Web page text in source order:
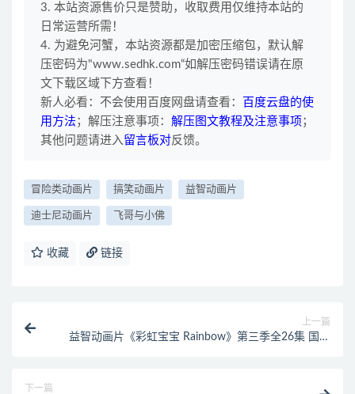
3. 本站资源售价只是赞助，收取费用仅维持本站的
日常运营所需！
4. 为避免河蟹，本站资源都是加密压缩包，默认解
压密码为"www.sedhk.com“如解压密码错误请在原
文下载区域下方查看！
新人必看：不会使用百度网盘请查看： 百度云盘的使
用方法 ；解压注意事项： 解压图文教程及注意事项 ；
其他问题请进入 留言板对反馈。
冒险类动画片 搞笑动画片 益智动画片
迪士尼动画片 飞哥与小佛
收藏 链接
上一篇
益智动画片《彩虹宝宝 Rainbow》第三季全26集 国语
下一篇